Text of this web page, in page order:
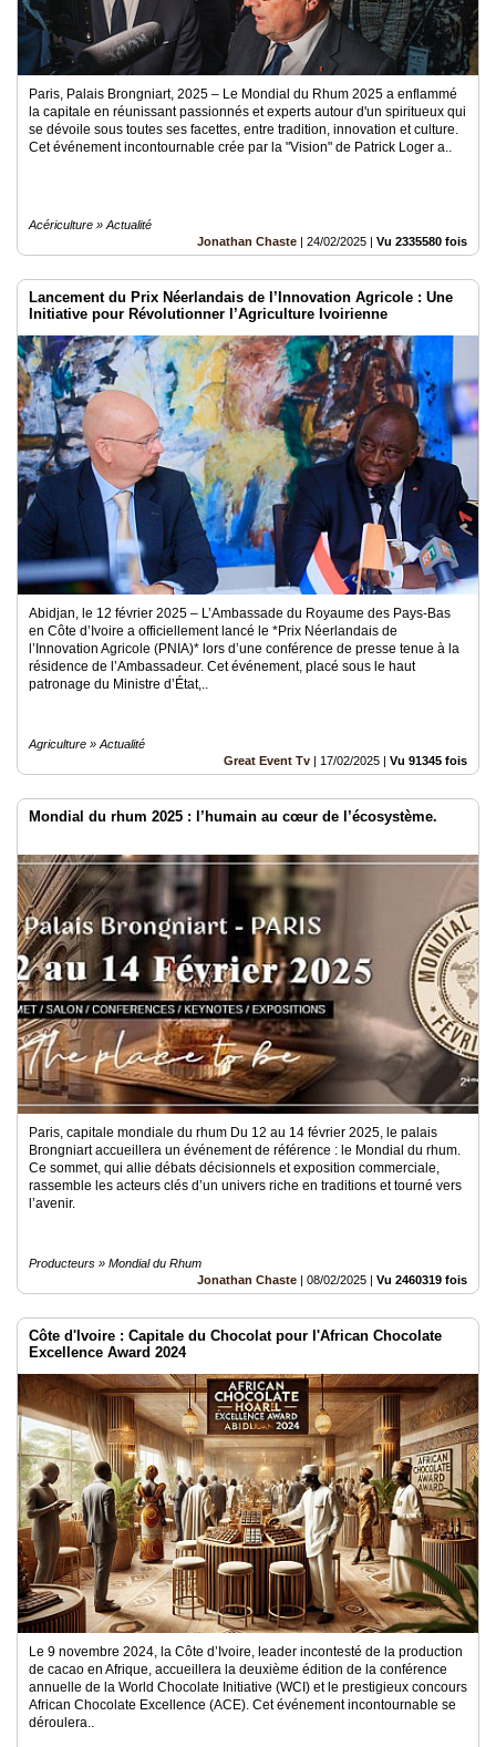
Paris, Palais Brongniart, 2025 – Le Mondial du Rhum 2025 a enflammé
la capitale en réunissant passionnés et experts autour d'un spiritueux qui
se dévoile sous toutes ses facettes, entre tradition, innovation et culture.
Cet événement incontournable crée par la "Vision" de Patrick Loger a..
Acériculture » Actualité
Jonathan Chaste | 24/02/2025 | Vu 2335580 fois
Lancement du Prix Néerlandais de l’Innovation Agricole : Une
Initiative pour Révolutionner l’Agriculture Ivoirienne
Abidjan, le 12 février 2025 – L’Ambassade du Royaume des Pays-Bas
en Côte d’Ivoire a officiellement lancé le *Prix Néerlandais de
l’Innovation Agricole (PNIA)* lors d’une conférence de presse tenue à la
résidence de l’Ambassadeur. Cet événement, placé sous le haut
patronage du Ministre d’État,..
Agriculture » Actualité
Great Event Tv | 17/02/2025 | Vu 91345 fois
Mondial du rhum 2025 : l’humain au cœur de l’écosystème.
Paris, capitale mondiale du rhum Du 12 au 14 février 2025, le palais
Brongniart accueillera un événement de référence : le Mondial du rhum.
Ce sommet, qui allie débats décisionnels et exposition commerciale,
rassemble les acteurs clés d’un univers riche en traditions et tourné vers
l’avenir.
Producteurs » Mondial du Rhum
Jonathan Chaste | 08/02/2025 | Vu 2460319 fois
Côte d'Ivoire : Capitale du Chocolat pour l'African Chocolate
Excellence Award 2024
Le 9 novembre 2024, la Côte d’Ivoire, leader incontesté de la production
de cacao en Afrique, accueillera la deuxième édition de la conférence
annuelle de la World Chocolate Initiative (WCI) et le prestigieux concours
African Chocolate Excellence (ACE). Cet événement incontournable se
déroulera..